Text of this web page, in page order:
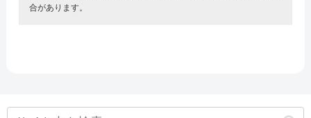
合があります。